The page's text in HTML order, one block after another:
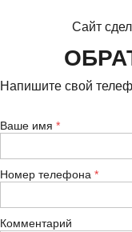
Сайт
Напишите свой
Ваше имя
Номер телефона
Комментарий